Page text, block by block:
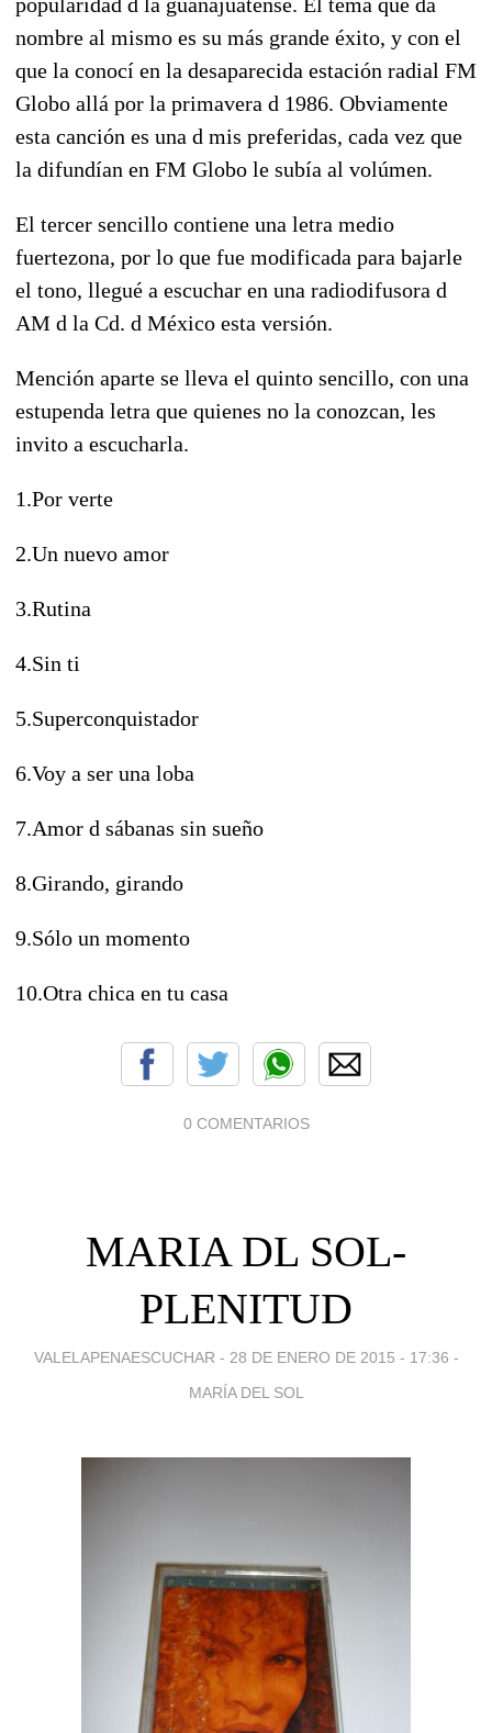
nombre al mismo es su más grande éxito, y con el
que la conocí en la desaparecida estación radial FM
Globo allá por la primavera d 1986. Obviamente
esta canción es una d mis preferidas, cada vez que
la difundían en FM Globo le subía al volúmen.
El tercer sencillo contiene una letra medio
fuertezona, por lo que fue modificada para bajarle
el tono, llegué a escuchar en una radiodifusora d
AM d la Cd. d México esta versión.
Mención aparte se lleva el quinto sencillo, con una
estupenda letra que quienes no la conozcan, les
invito a escucharla.
1.Por verte
2.Un nuevo amor
3.Rutina
4.Sin ti
5.Superconquistador
6.Voy a ser una loba
7.Amor d sábanas sin sueño
8.Girando, girando
9.Sólo un momento
10.Otra chica en tu casa
0 COMENTARIOS
MARIA DL SOL-
PLENITUD
VALELAPENAESCUCHAR - 28 DE ENERO DE 2015 - 17:36 -
MARÍA DEL SOL